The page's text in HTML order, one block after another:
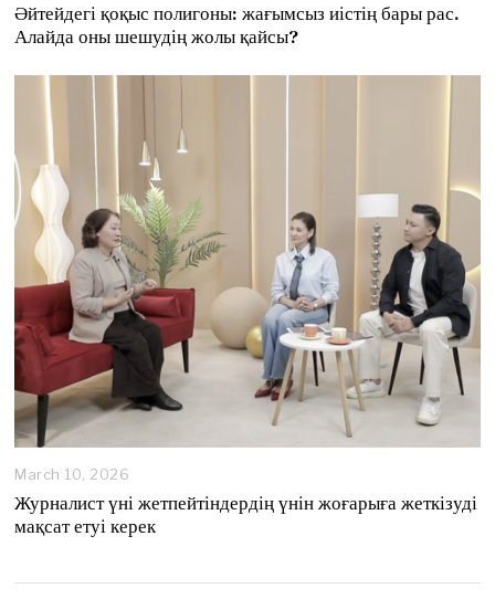
Әйтейдегі қоқыс полигоны: жағымсыз иістің бары рас.
Алайда оны шешудің жолы қайсы?
March 10, 2026
a
r
c
Журналист үні жетпейтіндердің үнін жоғарыға жеткізуді
мақсат етуі керек